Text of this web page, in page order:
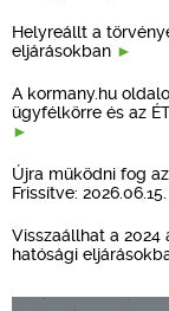
Helyreállt a
eljárásokban
A kormany.hu
ügyfélkörre és az
Újra működni fog
Frissítve: 2026.06.15.
Visszaállhat a
hatósági